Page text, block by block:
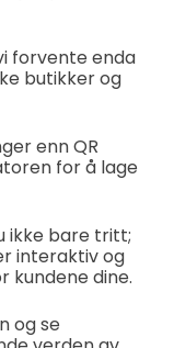
forvente enda
butikker og
enn QR
for å lage
ikke bare tritt;
interaktiv og
kundene dine.
og se